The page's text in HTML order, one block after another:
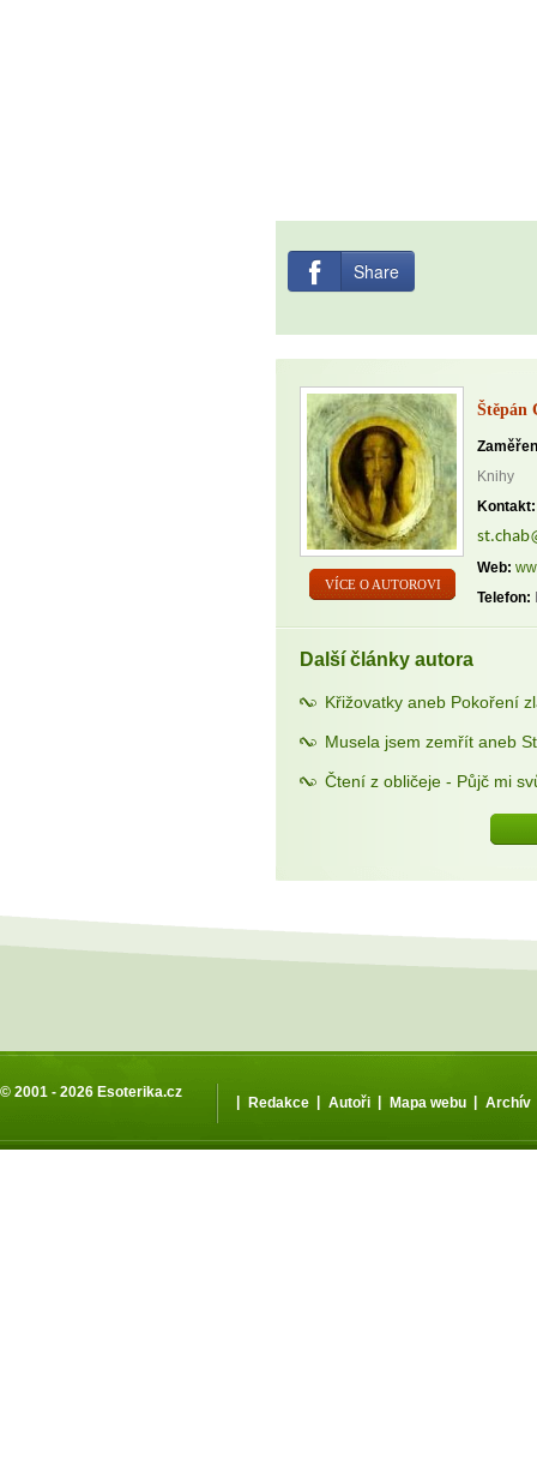
Share
VÍCE O AUTOROVI
Štěpán
Knihy
Kontakt:
Web:
Telefon:
Další články autora
Křižovatky aneb Pokoření
Musela jsem zemřít aneb
Čtení z obličeje - Půjč mi
© 2001 - 2026 Esoterika.cz
| Redakce | Autoři | Mapa webu | Archív